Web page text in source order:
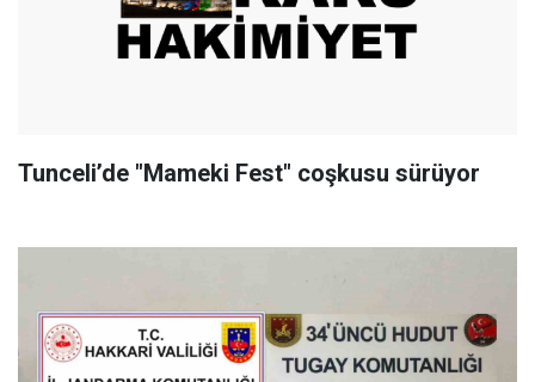
Tunceli’de "Mameki Fest" coşkusu sürüyor